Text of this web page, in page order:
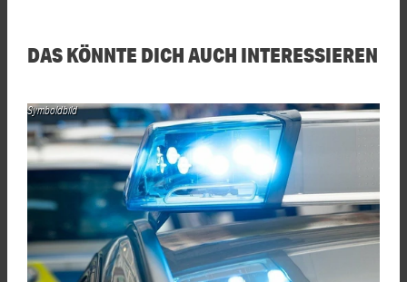
DAS KÖNNTE DICH AUCH INTERESSIEREN
Symboldbild